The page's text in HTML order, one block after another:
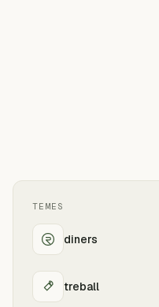
TEMES
diners
treball